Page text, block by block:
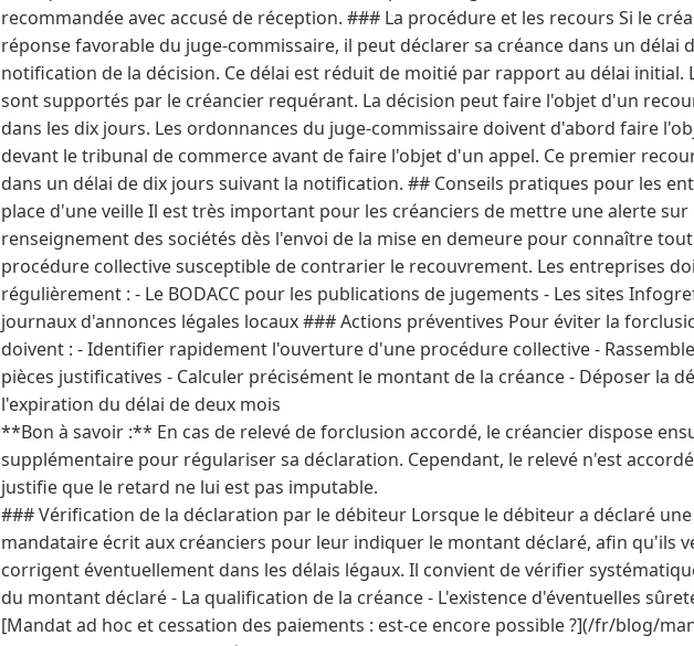
recommandée avec accusé de réception. ### La procédure et les recours Si le
réponse favorable du juge-commissaire, il peut déclarer sa créance dans un délai
notification de la décision. Ce délai est réduit de moitié par rapport au délai initial.
sont supportés par le créancier requérant. La décision peut faire l'objet d'un
dans les dix jours. Les ordonnances du juge-commissaire doivent d'abord faire
devant le tribunal de commerce avant de faire l'objet d'un appel. Ce premier
dans un délai de dix jours suivant la notification. ## Conseils pratiques pour les
place d'une veille Il est très important pour les créanciers de mettre une alerte sur
renseignement des sociétés dès l'envoi de la mise en demeure pour connaître
procédure collective susceptible de contrarier le recouvrement. Les entreprises
régulièrement : - Le BODACC pour les publications de jugements - Les sites
journaux d'annonces légales locaux ### Actions préventives Pour éviter la
doivent : - Identifier rapidement l'ouverture d'une procédure collective -
pièces justificatives - Calculer précisément le montant de la créance - Déposer la
l'expiration du délai de deux mois
**Bon à savoir :** En cas de relevé de forclusion accordé, le créancier dispose
supplémentaire pour régulariser sa déclaration. Cependant, le relevé n'est
justifie que le retard ne lui est pas imputable.
### Vérification de la déclaration par le débiteur Lorsque le débiteur a déclaré
mandataire écrit aux créanciers pour leur indiquer le montant déclaré, afin qu'ils
corrigent éventuellement dans les délais légaux. Il convient de vérifier
du montant déclaré - La qualification de la créance - L'existence d'éventuelles
[Mandat ad hoc et cessation des paiements : est-ce encore possible ?](/fr/blog/